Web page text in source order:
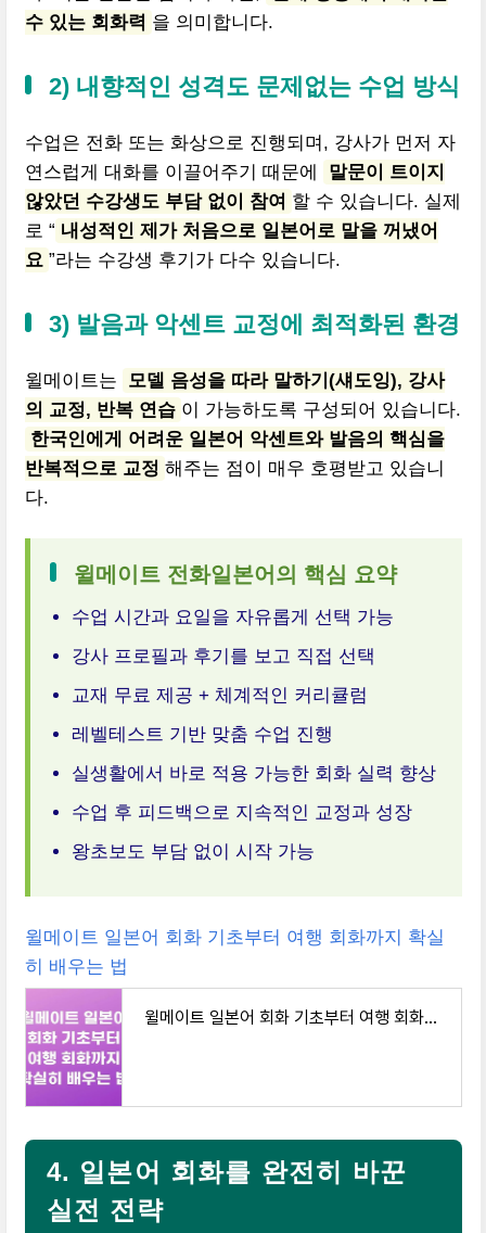
수 있는 회화력 을 의미합니다.
2) 내향적인 성격도 문제없는 수업 방식
수업은 전화 또는 화상으로 진행되며, 강사가 먼저 자
연스럽게 대화를 이끌어주기 때문에
말문이 트이지
않았던 수강생도 부담 없이 참여 할 수 있습니다. 실제
로 “ 내성적인 제가 처음으로 일본어로 말을 꺼냈어
요 ”라는 수강생 후기가 다수 있습니다.
3) 발음과 악센트 교정에 최적화된 환경
윌메이트는
모델 음성을 따라 말하기(섀도잉), 강사
의 교정, 반복 연습 이 가능하도록 구성되어 있습니다.
한국인에게 어려운 일본어 악센트와 발음의 핵심을
반복적으로 교정 해주는 점이 매우 호평받고 있습니
다.
윌메이트 전화일본어의 핵심 요약
수업 시간과 요일을 자유롭게 선택 가능
강사 프로필과 후기를 보고 직접 선택
교재 무료 제공 + 체계적인 커리큘럼
레벨테스트 기반 맞춤 수업 진행
실생활에서 바로 적용 가능한 회화 실력 향상
수업 후 피드백으로 지속적인 교정과 성장
왕초보도 부담 없이 시작 가능
윌메이트 일본어 회화 기초부터 여행 회화까지 확실
히 배우는 법
윌메이트 일본어 회화 기초부터 여행 회화까지 확실히 배우는 법
4. 일본어 회화를 완전히 바꾼
실전 전략